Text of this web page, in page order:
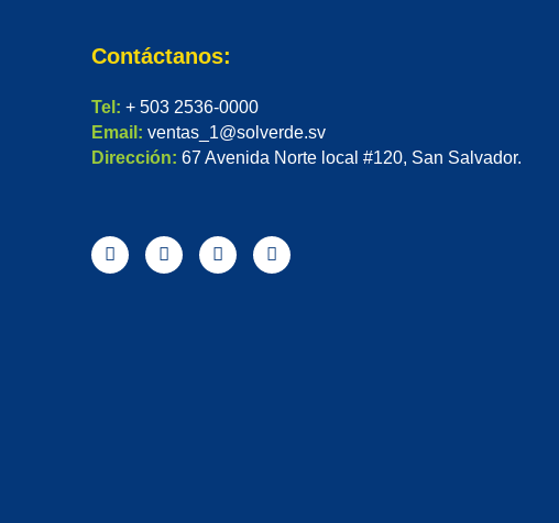
Contáctanos:
Tel: + 503 2536-0000
Email: ventas_1@solverde.sv
Dirección: 67 Avenida Norte local #120, San Salvador.